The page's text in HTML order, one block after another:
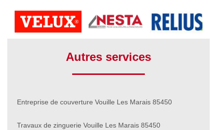
Autres services
Entreprise de couverture Vouille Les Marais 85450
Travaux de zinguerie Vouille Les Marais 85450